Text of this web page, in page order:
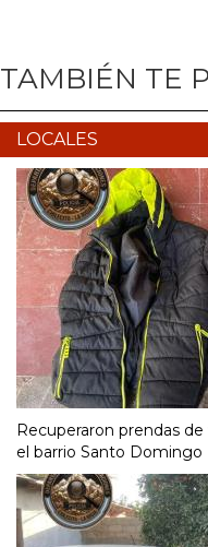
TAMBIÉN TE
LOCALES
Recuperaron prendas
el barrio Santo Domingo